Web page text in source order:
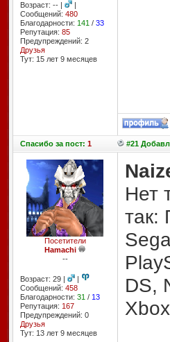
Возраст: -- |
|
Сообщений: 480
Благодарности: 141 / 33
Репутация: 85
Предупреждений: 2
Друзья
Тут: 15 лет 9 месяцев
Спасибоза пост: 1 #21
Посетители
Hamachi
--
Возраст: 29 |
|
Сообщений: 458
Благодарности: 31 / 13
Репутация: 167
Предупреждений: 0
Друзья
Тут: 13 лет 9 месяцев
Нет
так:
DS,